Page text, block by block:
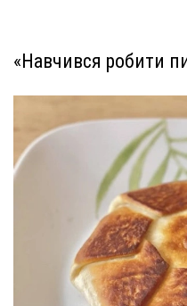
«Навчився робити